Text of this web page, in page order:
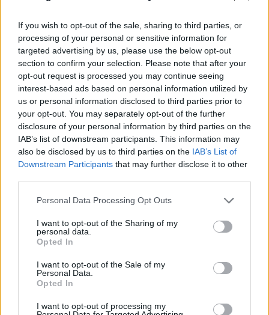
If you wish to opt-out of the sale, sharing to third parties, or
processing of your personal or sensitive information for
targeted advertising by us, please use the below opt-out
section to confirm your selection. Please note that after your
opt-out request is processed you may continue seeing
interest-based ads based on personal information utilized by
us or personal information disclosed to third parties prior to
your opt-out. You may separately opt-out of the further
disclosure of your personal information by third parties on the
IAB’s list of downstream participants. This information may
also be disclosed by us to third parties on the IAB’s List of
Downstream Participants that may further disclose it to other
Please note that this website/app uses one or more Google
not limited to your visit or usage behaviour. You may click to
grant or deny consent to Google and its third-party tags to
use your data for below specified purposes in below Google
consent section.
Personal Data Processing Opt Outs
I want to opt-out of the Sharing of my
personal data.
Opted In
I want to opt-out of the Sale of my
Personal Data.
Opted In
I want to opt-out of processing my